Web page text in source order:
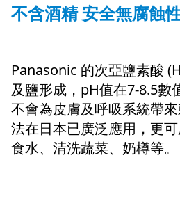
不含酒精 安全無腐蝕
Panasonic 的次亞鹽素酸
及鹽形成，pH值在7-8.5數
不會為皮膚及呼吸系統帶
法在日本已廣泛應用，更
食水、清洗蔬菜、奶樽等。